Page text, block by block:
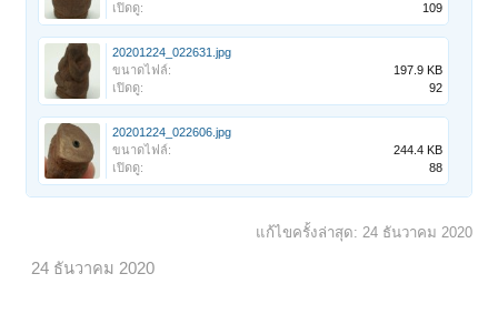
เปิดดู:
109
20201224_022631.jpg
ขนาดไฟล์:
197.9 KB
เปิดดู:
92
20201224_022606.jpg
ขนาดไฟล์:
244.4 KB
เปิดดู:
88
แก้ไขครั้งล่าสุด: 24 ธันวาคม 2020
24 ธันวาคม 2020